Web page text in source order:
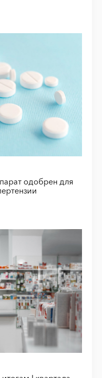
одобрен для